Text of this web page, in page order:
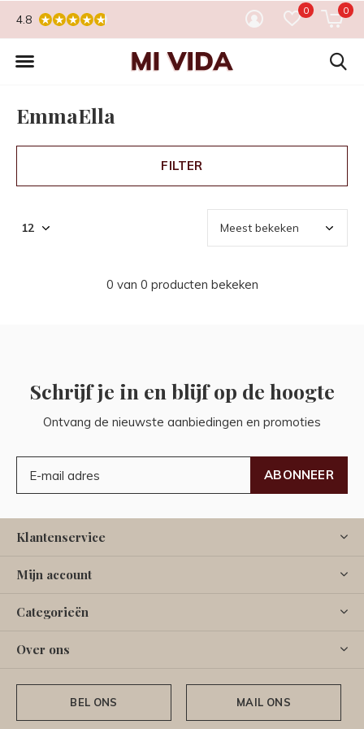
0 0
4.8
EmmaElla
FILTER
0 van 0 producten bekeken
Schrijf je in en blijf op de hoogte
Ontvang de nieuwste aanbiedingen en promoties
ABONNEER
Klantenservice
Mijn account
Categorieën
Over ons
BEL ONS MAIL ONS